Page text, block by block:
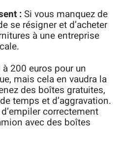
:Si vous manquez de
se résigner et d’acheter
à une entreprise
200 euros pour un
mais cela en vaudra la
des boîtes gratuites,
temps et d’aggravation.
correctement
avec des boîtes